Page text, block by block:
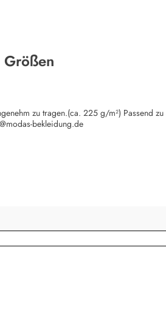
zu tragen.(ca. 225 g/m²) Passend zu
bekleidung.de